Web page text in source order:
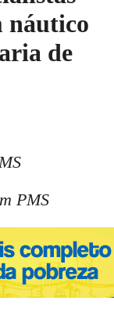
náutico
de
PMS